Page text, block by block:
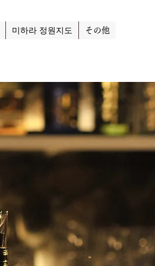
미하라 정원지도 その他